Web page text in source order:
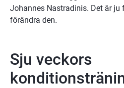
Johannes Nastradinis. Det är
förändra den.
Sju veckors